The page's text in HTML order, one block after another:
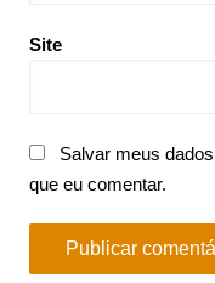
Site
Salvar meus
que eu comentar.